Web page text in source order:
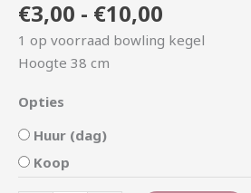
€3,00 - €10,00
1 op voorraad bowling kegel
Hoogte 38 cm
Opties
Huur (dag)
Koop